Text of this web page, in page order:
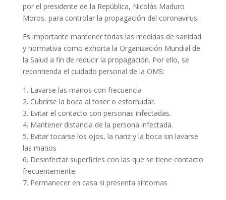
por el presidente de la República, Nicolás Maduro
Moros, para controlar la propagación del coronavirus.
Es importante mantener todas las medidas de sanidad
y normativa como exhorta la Organización Mundial de
la Salud a fin de reducir la propagación. Por ello, se
recomienda el cuidado personal de la OMS:
1. Lavarse las manos con frecuencia
2. Cubrirse la boca al toser o estornudar.
3. Evitar el contacto con personas infectadas.
4. Mantener distancia de la persona infectada.
5. Evitar tocarse los ojos, la nariz y la boca sin lavarse
las manos
6. Desinfectar superficies con las que se tiene contacto
frecuentemente.
7. Permanecer en casa si presenta síntomas